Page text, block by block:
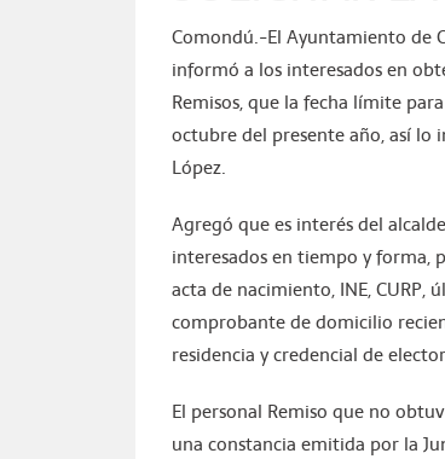
Comondú.-El Ayuntamiento de
informó a los interesados en
Remisos, que la fecha límite
octubre del presente año, así lo
López.
Agregó que es interés del
interesados en tiempo y forma,
acta de nacimiento, INE,
comprobante de domicilio
residencia y credencial de
El personal Remiso que no
una constancia emitida por la